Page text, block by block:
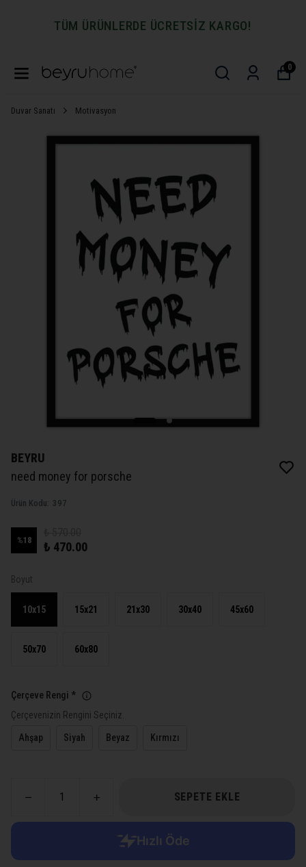
TÜM ÜRÜNLERDE ÜCRETSİZ KARGO!
0
Duvar Sanatı Motivasyon
BEYRU
need money for porsche
Ürün Kodu: 397
%18 ₺ 470.00
Boyut
10x15 15x21 21x30 30x40 45x60
50x70 60x80
Çerçeve Rengi *
Çerçevenizin Rengini Seçiniz.
Ahşap Siyah Beyaz Kırmızı
SEPETE EKLE